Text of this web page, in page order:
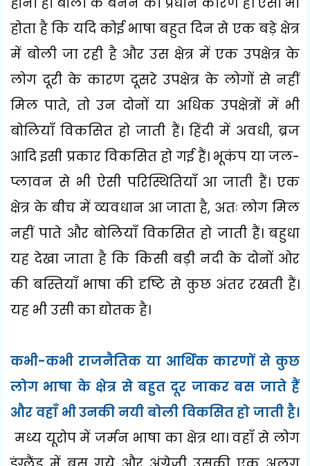
होता है कि यदि कोई भाषा बहुत दिन से एक बड़े क्षेत्र
में बोली जा रही है और उस क्षेत्र में एक उपक्षेत्र के
लोग दूरी के कारण दूसरे उपक्षेत्र के लोगों से नहीं
मिल पाते, तो उन दोनों या अधिक उपक्षेत्रों में भी
बोलियाँ विकसित हो जाती हैं। हिंदी में अवधी, ब्रज
आदि इसी प्रकार विकसित हो गई हैं। भूकंप या जल-
प्लावन से भी ऐसी परिस्थितियाँ आ जाती हैं। एक
क्षेत्र के बीच में व्यवधान आ जाता है, अतः लोग मिल
नहीं पाते और बोलियाँ विकसित हो जाती हैं। बहुधा
यह देखा जाता है कि किसी बड़ी नदी के दोनों ओर
की बस्तियाँ भाषा की दृष्टि से कुछ अंतर रखती हैं।
यह भी उसी का द्योतक है।
कभी-कभी राजनैतिक या आर्थिक कारणों से कुछ
लोग भाषा के क्षेत्र से बहुत दूर जाकर बस जाते हैं
और वहाँ भी उनकी नयी बोली विकसित हो जाती है।
मध्य यूरोप में जर्मन भाषा का क्षेत्र था। वहाँ से लोग